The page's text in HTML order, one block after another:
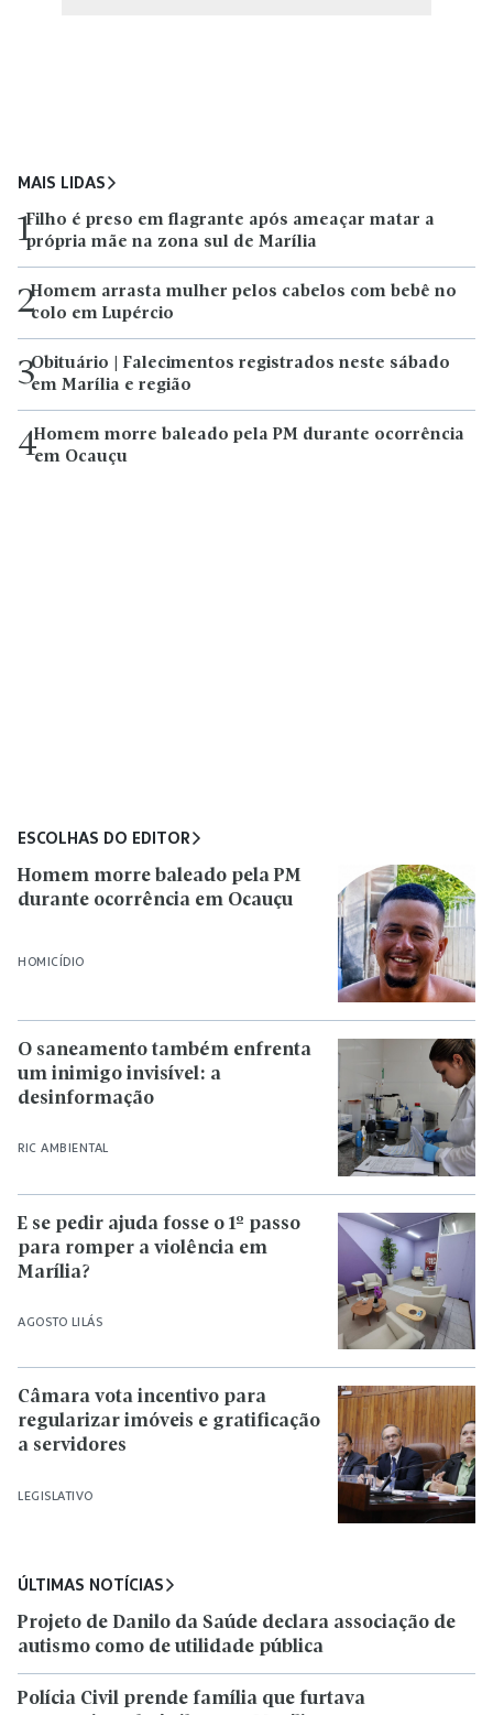
MAIS LIDAS
1Filho é preso em flagrante após ameaçar matar a
própria mãe na zona sul de Marília
2Homem arrasta mulher pelos cabelos com bebê no
colo em Lupércio
3Obituário | Falecimentos registrados neste sábado
em Marília e região
4Homem morre baleado pela PM durante ocorrência
em Ocauçu
ESCOLHAS DO EDITOR
HOMICÍDIO
Homem morre baleado pela PM
durante ocorrência em Ocauçu
RIC AMBIENTAL
O saneamento também enfrenta
um inimigo invisível: a
desinformação
AGOSTO LILÁS
E se pedir ajuda fosse o 1º passo
para romper a violência em
Marília?
LEGISLATIVO
Câmara vota incentivo para
regularizar imóveis e gratificação
a servidores
ÚLTIMAS NOTÍCIAS
Projeto de Danilo da Saúde declara associação de
autismo como de utilidade pública
Polícia Civil prende família que furtava